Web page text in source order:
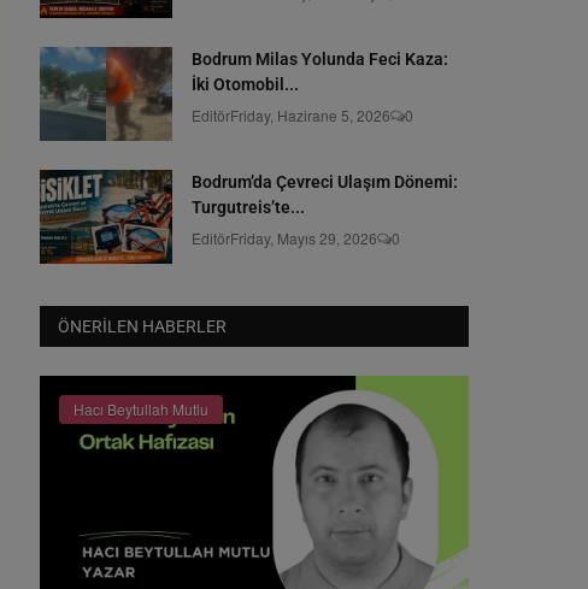
Bodrum Milas Yolunda Feci Kaza:
İki Otomobil...
EditörFriday, Hazirane 5, 2026 0
Bodrum’da Çevreci Ulaşım Dönemi:
Turgutreis’te...
EditörFriday, Mayıs 29, 2026 0
ÖNERILEN HABERLER
Hacı Beytullah Mutlu